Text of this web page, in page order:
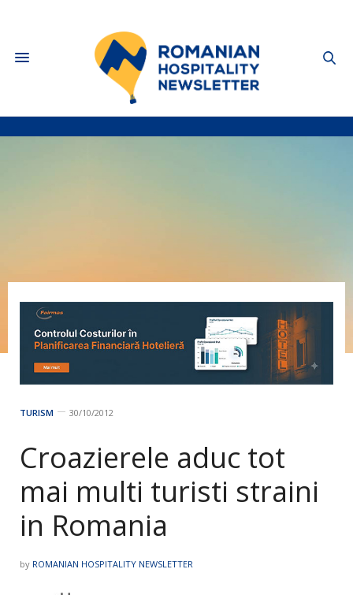
TURISM 30/10/2012
Croazierele aduc tot
mai multi turisti straini
in Romania
by ROMANIAN HOSPITALITY NEWSLETTER